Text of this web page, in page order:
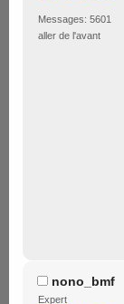
Messages: 5601
aller de l'avant
nono_bmf
Expert